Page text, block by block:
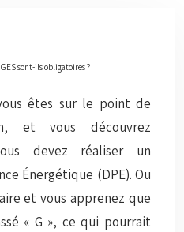
sont-ils obligatoires ?
êtes sur le point de
et vous découvrez
devez réaliser un
Énergétique (DPE). Ou
et vous apprenez que
« G », ce qui pourrait